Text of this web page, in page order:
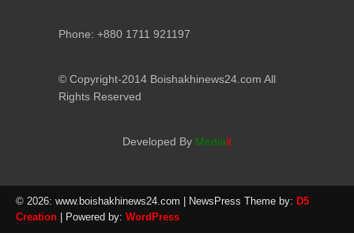
Phone: +880 1711 921197
© Copyright-2014 Boishakhinews24.com All
Rights Reserved
Developed By Mediait
© 2026: www.boishakhinews24.com | NewsPress Theme by: D5
Creation | Powered by: WordPress